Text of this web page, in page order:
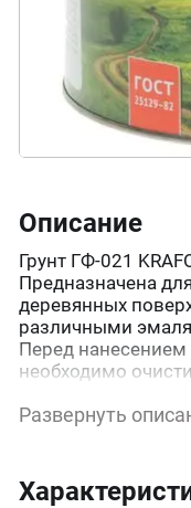
Описание
Грунт ГФ-021
Предназначена
деревянных
различными
Перед нанесением
необходимо
поверхности –
Развернуть